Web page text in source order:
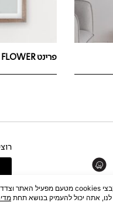
פרינט ALMOND FLOWER